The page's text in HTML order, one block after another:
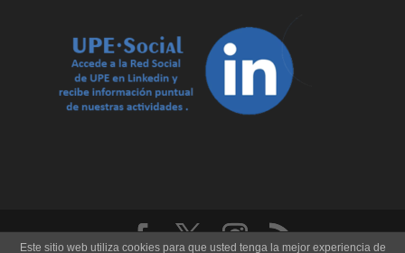
Este sitio web utiliza cookies para que usted tenga la mejor experiencia de